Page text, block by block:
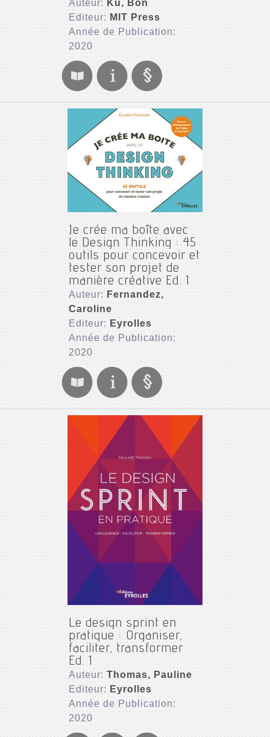
Auteur: Ku, Bon
Editeur: MIT Press
Année de Publication:
2020
Je crée ma boîte avec
le Design Thinking : 45
outils pour concevoir et
tester son projet de
manière créative Ed. 1
Auteur: Fernandez,
Caroline
Editeur: Eyrolles
Année de Publication:
2020
Le design sprint en
pratique : Organiser,
faciliter, transformer
Ed. 1
Auteur:Thomas, Pauline
Editeur: Eyrolles
Année de Publication:
2020